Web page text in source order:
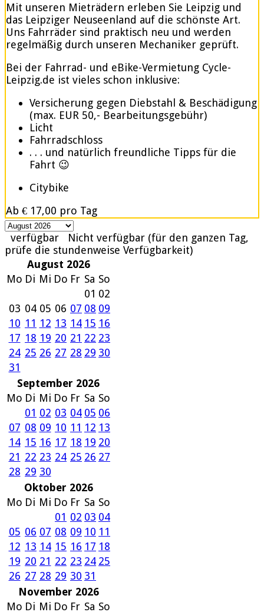
Mit unseren Mieträdern erleben Sie Leipzig und
das Leipziger Neuseenland auf die schönste Art.
Uns Fahrräder sind praktisch neu und werden
regelmäßig durch unseren Mechaniker geprüft.
Bei der Fahrrad- und eBike-Vermietung Cycle-
Leipzig.de ist vieles schon inklusive:
Versicherung gegen Diebstahl & Beschädigung
(max. EUR 50,- Bearbeitungsgebühr)
Licht
Fahrradschloss
. . . und natürlich freundliche Tipps für die
Fahrt 😉
Citybike
Ab € 17,00 pro Tag
verfügbar
Nicht verfügbar (für den ganzen Tag,
prüfe die stundenweise Verfügbarkeit)
August 2026
Mo Di Mi Do Fr Sa So
01 02
03 04 05 06 07 08 09
10 11 12 13 14 15 16
17 18 19 20 21 22 23
24 25 26 27 28 29 30
31
September 2026
Mo Di Mi Do Fr Sa So
01 02 03 04 05 06
07 08 09 10 11 12 13
14 15 16 17 18 19 20
21 22 23 24 25 26 27
28 29 30
Oktober 2026
Mo Di Mi Do Fr Sa So
01 02 03 04
05 06 07 08 09 10 11
12 13 14 15 16 17 18
19 20 21 22 23 24 25
26 27 28 29 30 31
November 2026
Mo Di Mi Do Fr Sa So